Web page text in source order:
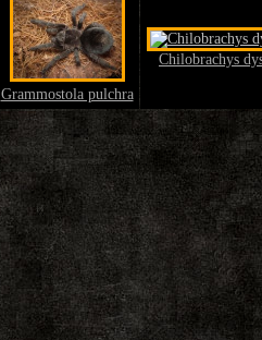
Grammostola pulchra
Chilobrachys